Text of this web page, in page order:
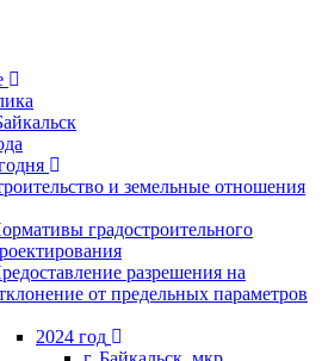
и земельные отношения
градостроительного
разрешения на
от предельных параметров
2024 год